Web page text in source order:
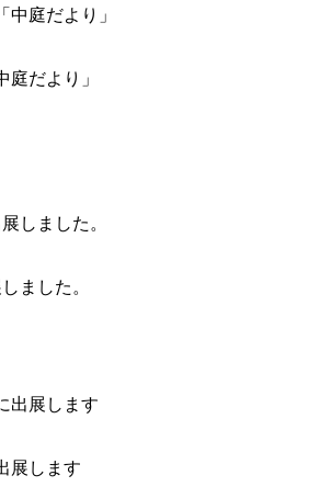
だより」
ました。
展します